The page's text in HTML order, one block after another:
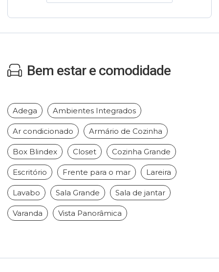
Bem estar e comodidade
Adega Ambientes Integrados
Ar condicionado Armário de Cozinha
Box Blindex Closet Cozinha Grande
Escritório Frente para o mar Lareira
Lavabo Sala Grande Sala de jantar
Varanda Vista Panorâmica